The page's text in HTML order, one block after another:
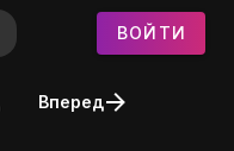
ВОЙТИ
Вперед